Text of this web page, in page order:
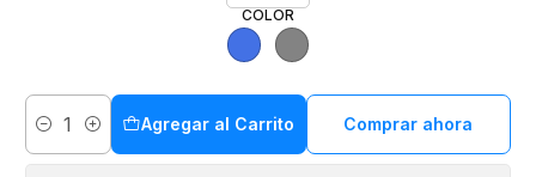
COLOR
Cantidad
Agregar al Carrito Comprar ahora